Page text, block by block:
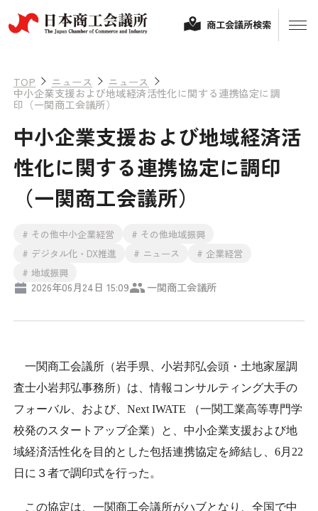
経営相談
融資制度・補助金
保険・共済
ビジネス交流
海外ビジネス・貿易証明
情報提供・広報
その他サービス
組織概要
役員紹介
日商のあゆみ
商工会議所検索
TOP ニュース ニュース
中小企業支援および地域経済活性化に関する連携協定に調
印（一関商工会議所）
中小企業支援および地域経済活
性化に関する連携協定に調印
（一関商工会議所）
# その他中小企業経営
# その他地域振興
# デジタル化・DX推進
# ニュース
# 企業経営
# 地域振興
2026年06月24日 15:09 一関商工会議所
一関商工会議所（岩手県、小岩邦弘会頭・土地家屋調
査士小岩邦弘事務所）は、情報コンサルティング大手の
フォーバル、および、 Next IWATE
（一関工業高等専門学
校発のスタートアップ企業）と、中小企業支援および地
域経済活性化を目的とした包括連携協定を締結し、 6月 22
日に３者で調印式を行った。
この協定は、一関商工会議所がハブとなり、全国で中